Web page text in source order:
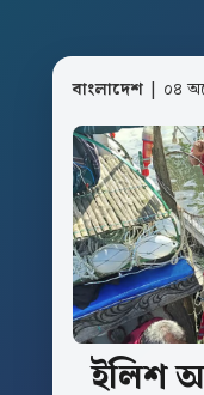
বাংলাদেশ | ০৪
ইলিশ